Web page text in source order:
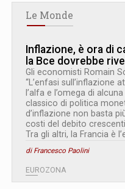
Le Monde
Inflazione, è ora di
la Bce dovrebbe
Gli economisti Romain
“L’enfasi sull’inflazione
l’alfa e l’omega di
classico di politica
d’inflazione non basta
costi del debito
Tra gli altri, la Francia è
di Francesco Paolini
EUROZONA